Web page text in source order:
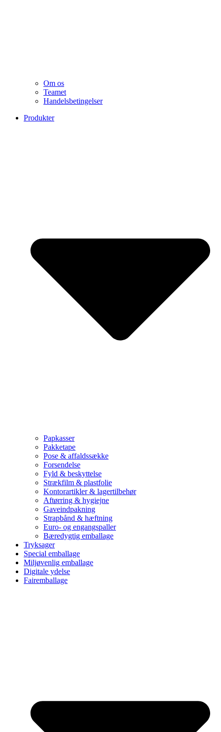
Om os
Teamet
Handelsbetingelser
Produkter
Papkasser
Pakketape
Pose & affaldssække
Forsendelse
Fyld & beskyttelse
Strækfilm & plastfolie
Kontorartikler & lagertilbehør
Aftørring & hygiejne
Gaveindpakning
Strapbånd & hæftning
Euro- og engangspaller
Bæredygtig emballage
Tryksager
Special emballage
Miljøvenlig emballage
Digitale ydelse
Fairemballage